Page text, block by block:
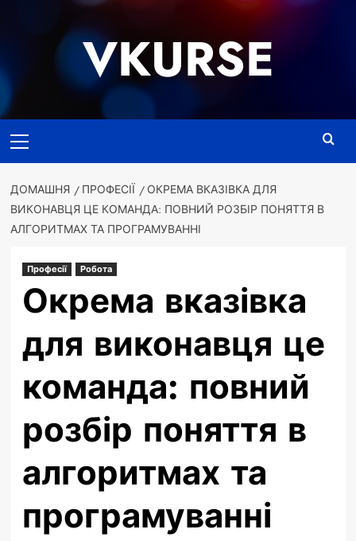
VKURSE
меню
ДОМАШНЯ ПРОФЕСІЇ
ОКРЕМА ВКАЗІВКА ДЛЯ
ВИКОНАВЦЯ ЦЕ КОМАНДА: ПОВНИЙ РОЗБІР ПОНЯТТЯ В
АЛГОРИТМАХ ТА ПРОГРАМУВАННІ
Професії Робота
Окрема вказівка
для виконавця це
команда: повний
розбір поняття в
алгоритмах та
програмуванні